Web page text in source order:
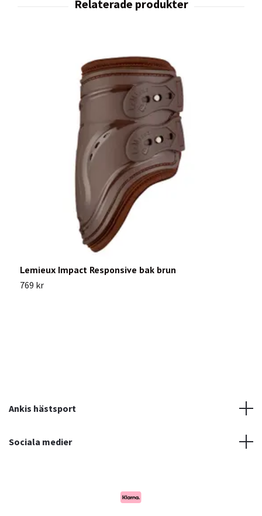
Lemieux Impact Responsive bak brun
769 kr
Ankis hästsport
Sociala medier